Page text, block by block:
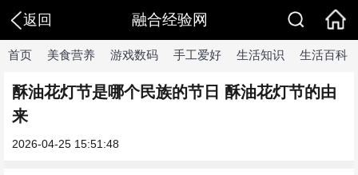
返回 融合经验网
首页 美食营养 游戏数码 手工爱好 生活知识 生活百科
酥油花灯节是哪个民族的节日 酥油花灯节的由
来
2026-04-25 15:51:48